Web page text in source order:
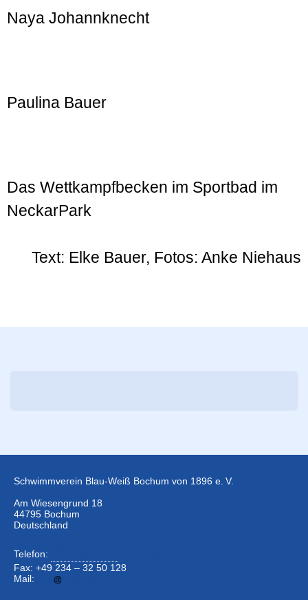
Naya Johannknecht
Paulina Bauer
Das Wettkampfbecken im Sportbad im
NeckarPark
Text: Elke Bauer, Fotos: Anke Niehaus
Schwimmverein Blau-Weiß Bochum von 1896 e. V.
Am Wiesengrund 18
44795 Bochum
Deutschland
Telefon:
Fax: +49 234 – 32 50 128
Mail: